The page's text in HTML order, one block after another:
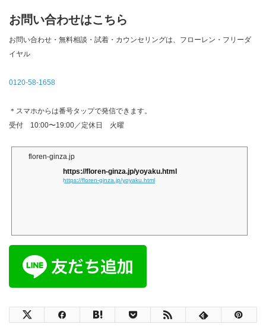
お問い合わせはこちら
お問い合わせ・無料相談・試着・カウンセリングは、フローレン・フリーダ
イヤル
0120-58-1658
＊スマホからは番号タップで発信できます。
受付 10:00〜19:00／定休日 火曜
floren-ginza.jp
https://floren-ginza.jp/yoyaku.html
https://floren-ginza.jp/yoyaku.html